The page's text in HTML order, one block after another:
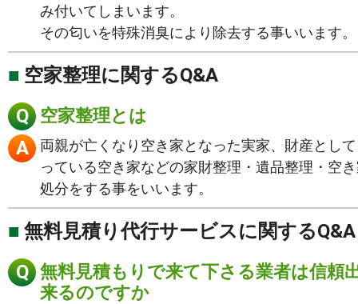
み付いてしまいます。
その匂いを特殊消臭により除去する事いいます。
空家整理に関するQ&A
空家整理とは
両親が亡くなり空き家となった実家、財産とし
っている空き家などの家財整理・遺品整理・空
処分をする事をいいます。
無料見積り代行サービスに関するQ&A
無料見積もりで来て下さる業者は信頼
来るのですか